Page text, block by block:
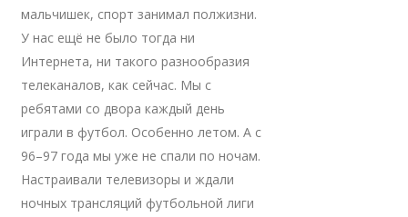
мальчишек, спорт занимал полжизни.
У нас ещё не было тогда ни
Интернета, ни такого разнообразия
телеканалов, как сейчас. Мы с
ребятами со двора каждый день
играли в футбол. Особенно летом. А с
96–97 года мы уже не спали по ночам.
Настраивали телевизоры и ждали
ночных трансляций футбольной лиги